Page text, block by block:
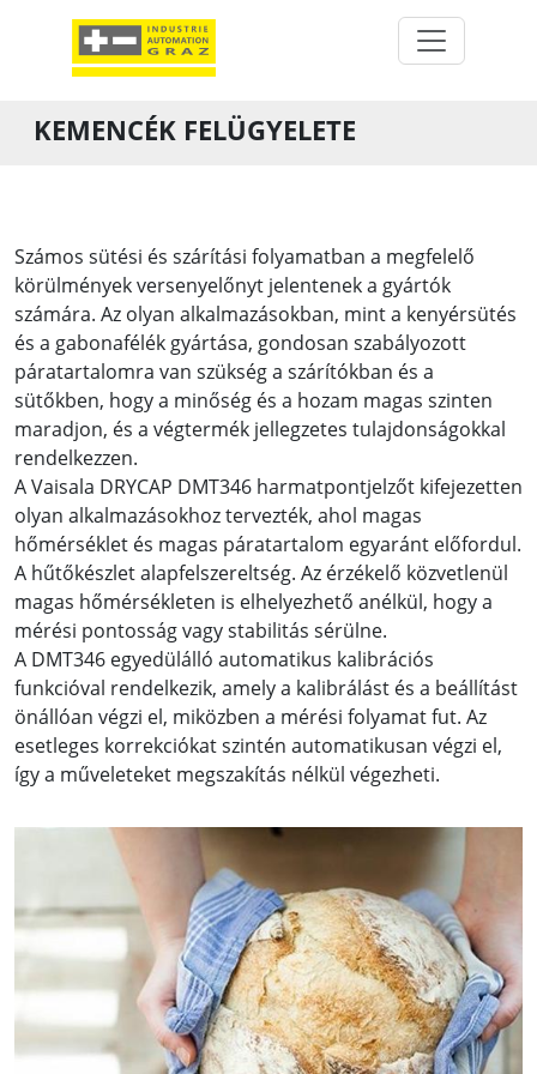
KEMENCÉK FELÜGYELETE
Számos sütési és szárítási folyamatban a megfelelő
körülmények versenyelőnyt jelentenek a gyártók
számára. Az olyan alkalmazásokban, mint a kenyérsütés
és a gabonafélék gyártása, gondosan szabályozott
páratartalomra van szükség a szárítókban és a
sütőkben, hogy a minőség és a hozam magas szinten
maradjon, és a végtermék jellegzetes tulajdonságokkal
rendelkezzen.
A Vaisala DRYCAP DMT346 harmatpontjelzőt kifejezetten
olyan alkalmazásokhoz tervezték, ahol magas
hőmérséklet és magas páratartalom egyaránt előfordul.
A hűtőkészlet alapfelszereltség. Az érzékelő közvetlenül
magas hőmérsékleten is elhelyezhető anélkül, hogy a
mérési pontosság vagy stabilitás sérülne.
A DMT346 egyedülálló automatikus kalibrációs
funkcióval rendelkezik, amely a kalibrálást és a beállítást
önállóan végzi el, miközben a mérési folyamat fut. Az
esetleges korrekciókat szintén automatikusan végzi el,
így a műveleteket megszakítás nélkül végezheti.